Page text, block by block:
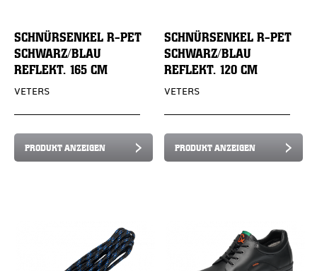
SCHNÜRSENKEL R-PET
SCHWARZ/BLAU
REFLEKT. 165 CM
VETERS
PRODUKT ANZEIGEN
SCHNÜRSENKEL R-PET
SCHWARZ/BLAU
REFLEKT. 120 CM
VETERS
PRODUKT ANZEIGEN